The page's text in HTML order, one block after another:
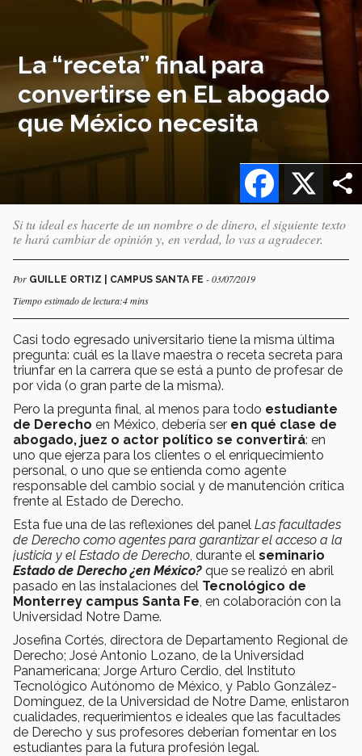
La “receta” final para
convertirse en EL abogado
que México necesita
X
Facebook
Si tu ideal es hacerte de un nombre o de dinero, el siguiente texto
te hará cambiar de opinión y, en verdad, lo vas a agradecer.
Por GUILLE ORTIZ | CAMPUS SANTA FE - 03/07/2019
Tiempo estimado de lectura:4 mins
Casi todo egresado universitario tiene la misma última
pregunta: cuál es la llave maestra o receta secreta para
triunfar en la carrera que se está a punto de profesar de
por vida (o gran parte de la misma).
Pero la pregunta final, al menos para todo estudiante
de Derecho en México, debería ser en qué clase de
abogado, juez o actor político se convertirá: en
uno que ejerza para los clientes o el enriquecimiento
personal, o uno que se entienda como agente
responsable del cambio social y de manutención crítica
frente al Estado de Derecho.
Esta fue una de las reflexiones del panel Las facultades
de Derecho como agentes para garantizar el acceso a la
justicia y el Estado de Derecho , durante el seminario
Estado de Derecho ¿en México? que se realizó en abril
pasado en las instalaciones del Tecnológico de
Monterrey campus Santa Fe , en colaboración con la
Universidad Notre Dame.
Josefina Cortés, directora de Departamento Regional de
Derecho; José Antonio Lozano, de la Universidad
Panamericana; Jorge Arturo Cerdio, del Instituto
Tecnológico Autónomo de México, y Pablo González-
Domínguez, de la Universidad de Notre Dame, enlistaron
cualidades, requerimientos e ideales que las facultades
de Derecho y sus profesores deberían fomentar en los
estudiantes para la futura profesión legal.